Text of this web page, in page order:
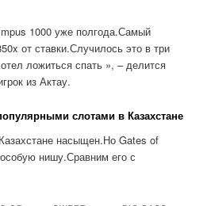
1000 уже полгода.Самый
от ставки.Случилось это в три
ложиться спать », – делится
из Актау.
слотами в Казахстане
насыщен.Но Gates of
нишу.Сравним его с